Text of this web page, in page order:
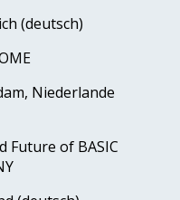
(deutsch)
Niederlande
Future of BASIC